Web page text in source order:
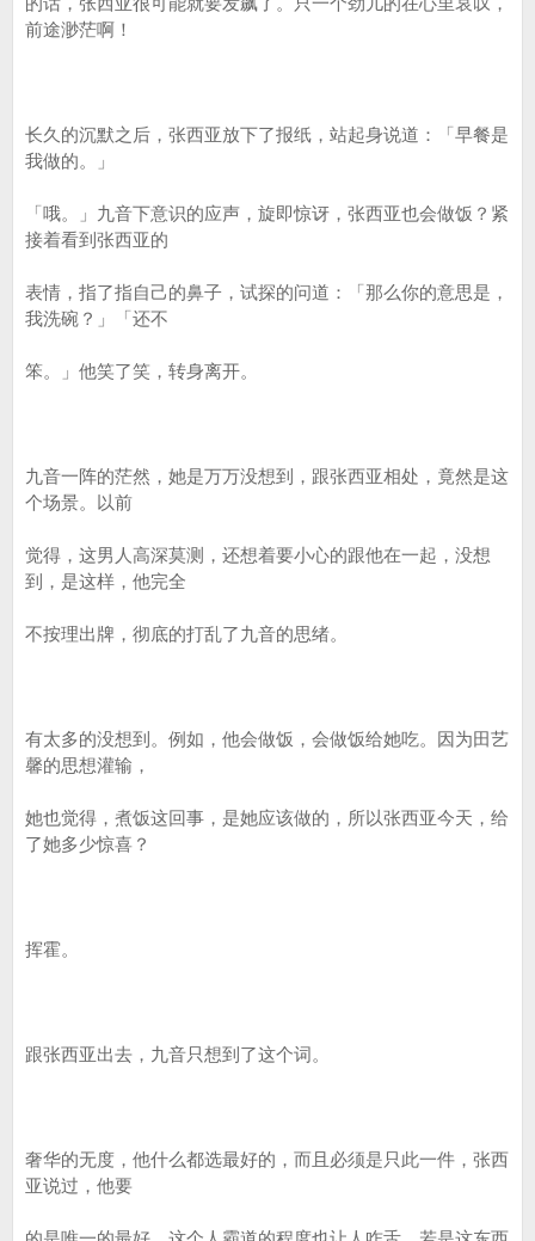
前途渺茫啊！
长久的沉默之后，张西亚放下了报纸，站起身说道：「早餐是
我做的。」
「哦。」九音下意识的应声，旋即惊讶，张西亚也会做饭？紧
接着看到张西亚的
表情，指了指自己的鼻子，试探的问道：「那么你的意思是，
我洗碗？」「还不
笨。」他笑了笑，转身离开。
九音一阵的茫然，她是万万没想到，跟张西亚相处，竟然是这
个场景。以前
觉得，这男人高深莫测，还想着要小心的跟他在一起，没想
到，是这样，他完全
不按理出牌，彻底的打乱了九音的思绪。
有太多的没想到。例如，他会做饭，会做饭给她吃。因为田艺
馨的思想灌输，
她也觉得，煮饭这回事，是她应该做的，所以张西亚今天，给
了她多少惊喜？
挥霍。
跟张西亚出去，九音只想到了这个词。
奢华的无度，他什么都选最好的，而且必须是只此一件，张西
亚说过，他要